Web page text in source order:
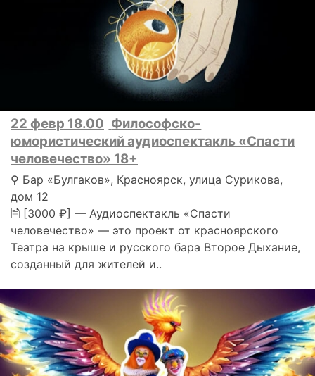
22 февр 18.00 Философско-
юмористический аудиоспектакль «Спасти
человечество» 18+
⚲ Бар «Булгаков», Красноярск, улица Сурикова,
дом 12
🗎 [3000 ₽] — Аудиоспектакль «Спасти
человечество» — это проект от красноярского
Театра на крыше и русского бара Второе Дыхание,
созданный для жителей и..